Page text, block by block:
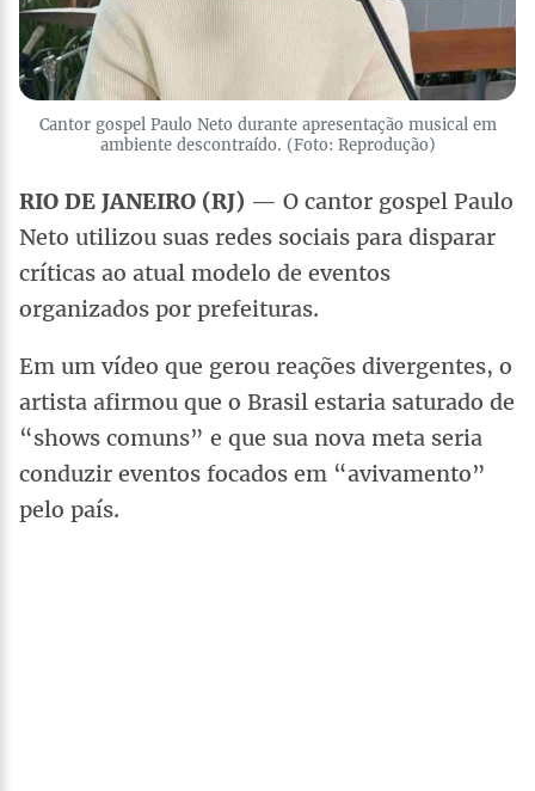
Cantor gospel Paulo Neto durante apresentação musical em
ambiente descontraído. (Foto: Reprodução)
RIO DE JANEIRO (RJ) — O cantor gospel Paulo
Neto utilizou suas redes sociais para disparar
críticas ao atual modelo de eventos
organizados por prefeituras.
Em um vídeo que gerou reações divergentes, o
artista afirmou que o Brasil estaria saturado de
“shows comuns” e que sua nova meta seria
conduzir eventos focados em “avivamento”
pelo país.